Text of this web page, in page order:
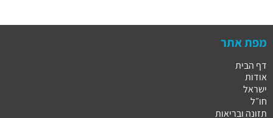
מפת אתר
דף הבית
אודות
ישראל
חו״ל
תזונה ובריאות